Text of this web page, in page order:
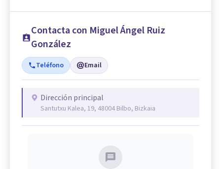
Contacta con Miguel Ángel Ruiz
González
Teléfono Email
Dirección principal
Santutxu Kalea, 19, 48004 Bilbo, Bizkaia